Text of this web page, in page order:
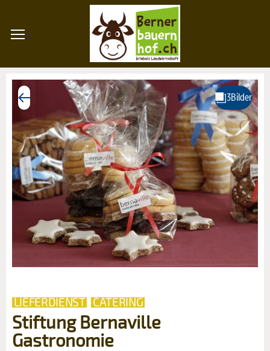
LIEFERDIENST CATERING
Stiftung Bernaville
Gastronomie